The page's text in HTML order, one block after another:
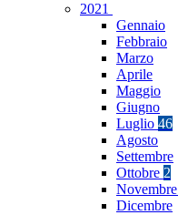
2021
Gennaio
Febbraio
Marzo
Aprile
Maggio
Giugno
Luglio 46
Agosto
Settembre
Ottobre 2
Novembre
Dicembre